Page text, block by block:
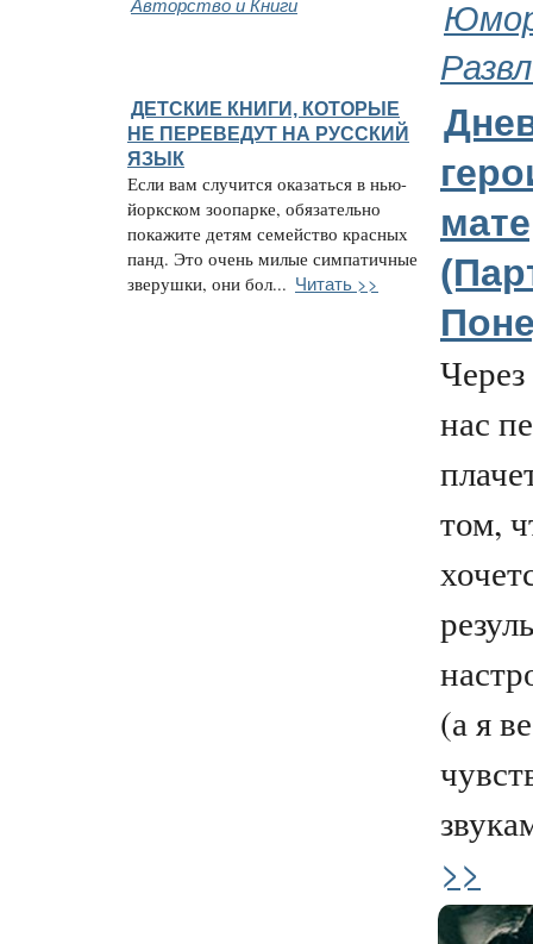
ДЕТСКИЕ КНИГИ, КОТОРЫЕ
НЕ ПЕРЕВЕДУТ НА РУССКИЙ
ЯЗЫК
Если вам случится оказаться в нью-
йоркском зоопарке, обязательно
покажите детям семейство красных
панд. Это очень милые симпатичные
зверушки, они бол... Читать >>
нас
том,
(а я
>>